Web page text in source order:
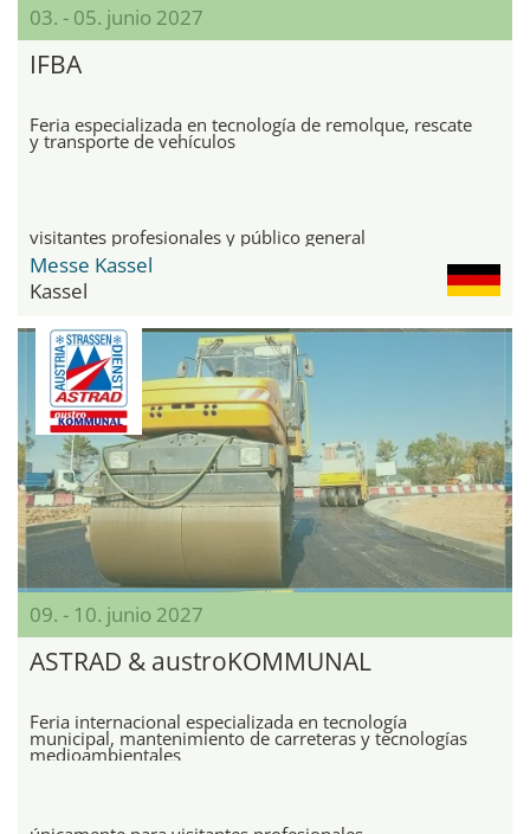
03. - 05. junio 2027
IFBA
Feria especializada en tecnología de remolque, rescate
y transporte de vehículos
visitantes profesionales y público general
Messe Kassel
Kassel
09. - 10. junio 2027
ASTRAD & austroKOMMUNAL
Feria internacional especializada en tecnología
municipal, mantenimiento de carreteras y tecnologías
medioambientales